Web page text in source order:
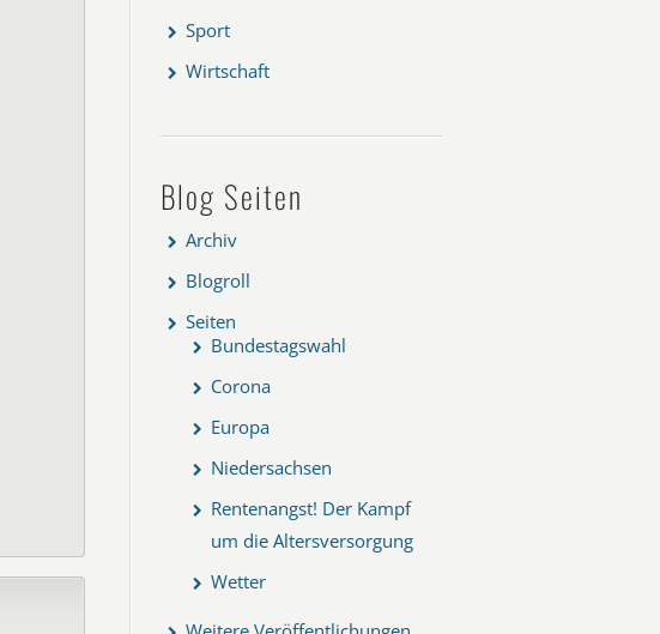
Sport
Wirtschaft
Blog Seiten
Archiv
Blogroll
Seiten
Bundestagswahl
Corona
Europa
Niedersachsen
Rentenangst! Der Kampf
um die Altersversorgung
Wetter